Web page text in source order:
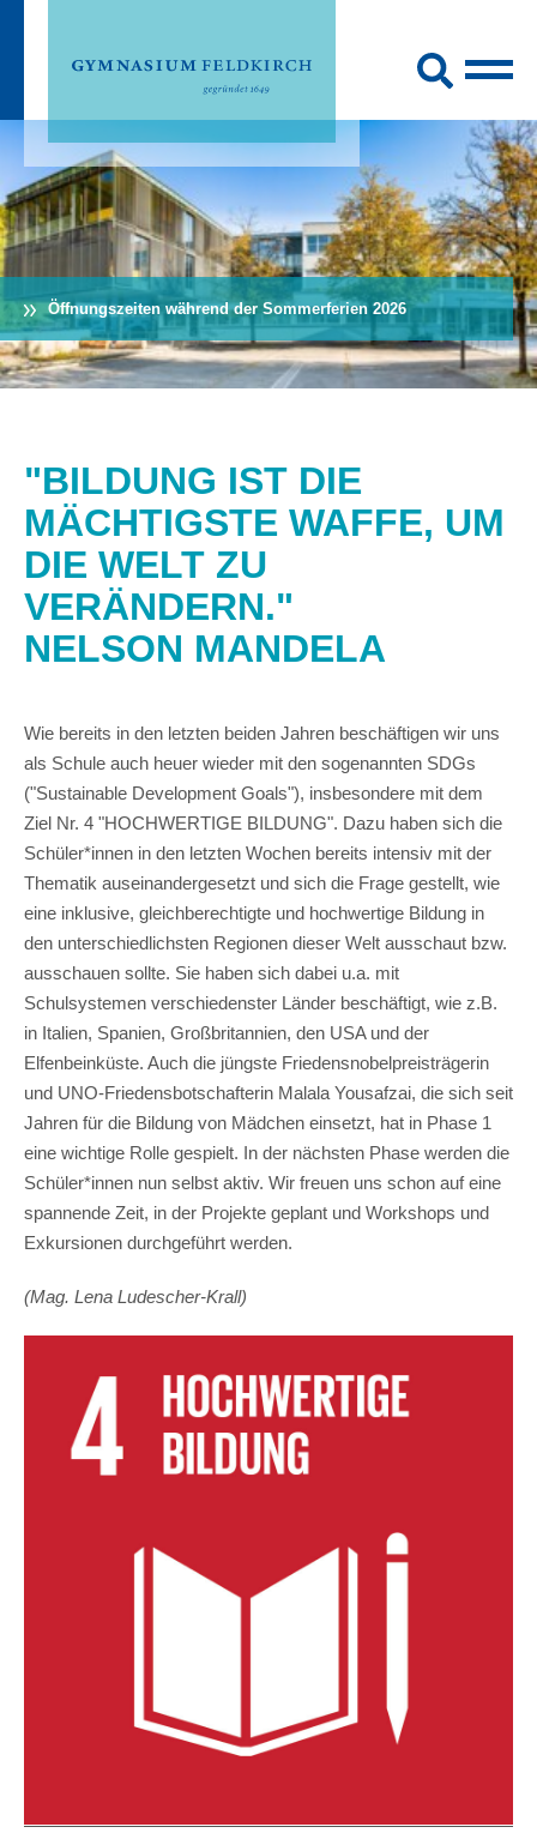
Öffnungszeiten während der Sommerferien 2026
"BILDUNG IST DIE
MÄCHTIGSTE WAFFE, UM
DIE WELT ZU
VERÄNDERN."
NELSON MANDELA
Wie bereits in den letzten beiden Jahren beschäftigen wir uns
als Schule auch heuer wieder mit den sogenannten SDGs
("Sustainable Development Goals"), insbesondere mit dem
Ziel Nr. 4 "HOCHWERTIGE BILDUNG". Dazu haben sich die
Schüler*innen in den letzten Wochen bereits intensiv mit der
Thematik auseinandergesetzt und sich die Frage gestellt, wie
eine inklusive, gleichberechtigte und hochwertige Bildung in
den unterschiedlichsten Regionen dieser Welt ausschaut bzw.
ausschauen sollte. Sie haben sich dabei u.a. mit
Schulsystemen verschiedenster Länder beschäftigt, wie z.B.
in Italien, Spanien, Großbritannien, den USA und der
Elfenbeinküste. Auch die jüngste Friedensnobelpreisträgerin
und UNO-Friedensbotschafterin Malala Yousafzai, die sich seit
Jahren für die Bildung von Mädchen einsetzt, hat in Phase 1
eine wichtige Rolle gespielt. In der nächsten Phase werden die
Schüler*innen nun selbst aktiv. Wir freuen uns schon auf eine
spannende Zeit, in der Projekte geplant und Workshops und
Exkursionen durchgeführt werden.
(Mag. Lena Ludescher-Krall)